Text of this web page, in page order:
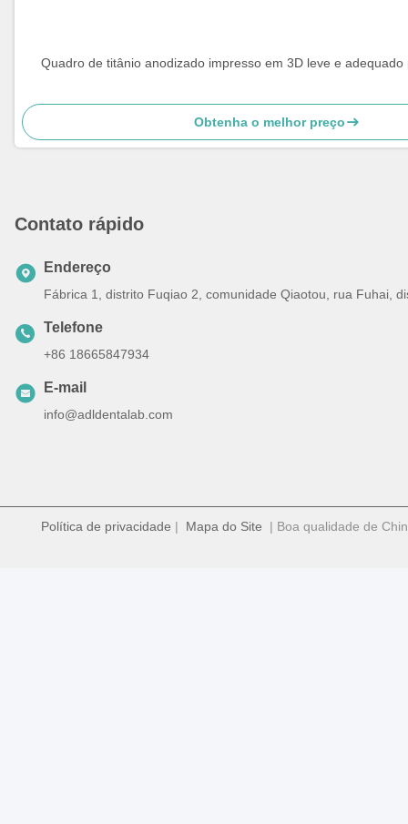
Quadro de titânio anodizado impresso em 3D leve e
Obtenha o melhor preço
Contato rápido
Endereço
Fábrica 1, distrito Fuqiao 2, comunidade Qiaotou, rua Fuhai,
Telefone
+86 18665847934
E-mail
info@adldentalab.com
Política de privacidade | Mapa do Site | Boa qualidade de